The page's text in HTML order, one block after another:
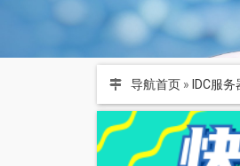
导航首页» IDC服